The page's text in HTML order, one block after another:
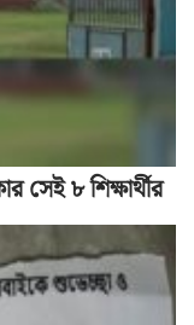
সেই ৮ শিক্ষার্থীর